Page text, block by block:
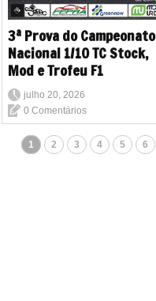
3ª Prova do Campeonato
Nacional 1/10 TC Stock,
Mod e Trofeu F1
julho 20, 2026
0 Comentários
1 2 3 4 5 6